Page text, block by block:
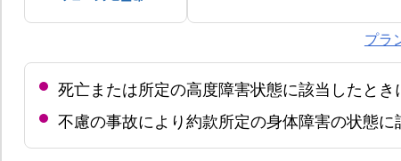
プラ
死亡または所定の高度障害状態に該当したとき
不慮の事故により約款所定の身体障害の状態